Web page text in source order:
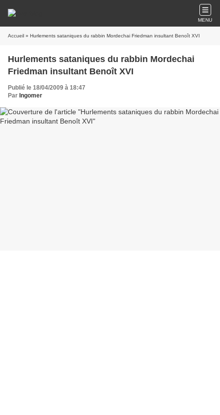
MENU
Accueil » Hurlements sataniques du rabbin Mordechai Friedman insultant Benoît XVI
Hurlements sataniques du rabbin Mordechai
Friedman insultant Benoît XVI
Publié le 18/04/2009 à 18:47
Par Ingomer